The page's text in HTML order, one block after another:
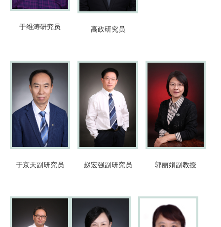
于维涛研究员 高政研究员
于京天副研究员 赵宏强副研究员 郭丽娟副教授